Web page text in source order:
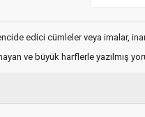
edici cümleler veya imalar,
ve büyük harflerle yazılmış